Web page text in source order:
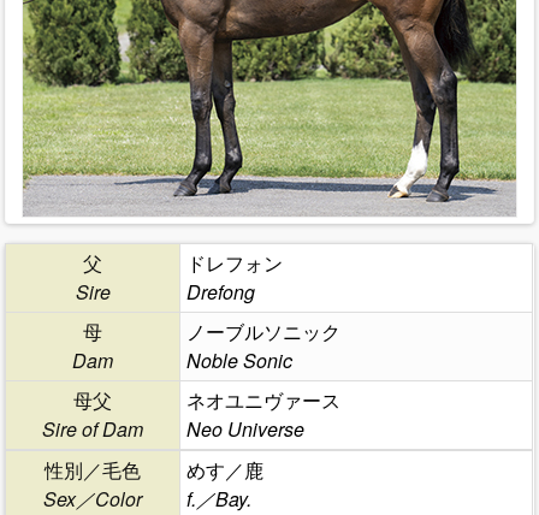
父
Sire
ドレフォン
Drefong
母
Dam
ノーブルソニック
Noble Sonic
母父
Sire of Dam
ネオユニヴァース
Neo Universe
性別／毛色
Sex／Color
めす／鹿
f.／Bay.